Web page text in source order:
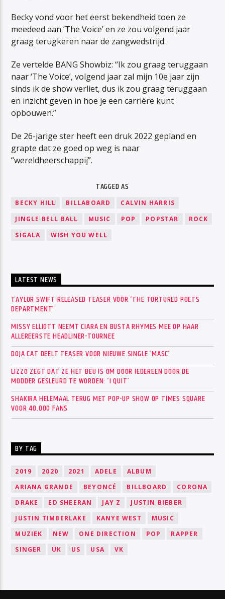
Becky vond voor het eerst bekendheid toen ze
meedeed aan ‘The Voice’ en ze zou volgend jaar
graag terugkeren naar de zangwedstrijd.
Ze vertelde BANG Showbiz: “Ik zou graag teruggaan
naar ‘The Voice’, volgend jaar zal mijn 10e jaar zijn
sinds ik de show verliet, dus ik zou graag teruggaan
en inzicht geven in hoe je een carrière kunt
opbouwen.”
De 26-jarige ster heeft een druk 2022 gepland en
grapte dat ze goed op weg is naar
“wereldheerschappij”.
TAGGED AS
BECKY HILL BILLABOARD
CALVIN HARRIS
JINGLE BELL BALL
MUSIC POP POPSTAR
ROCK
SIGALA
WISH YOU WELL
LATEST NEWS
TAYLOR SWIFT RELEASED TEASER VOOR ‘THE TORTURED POETS
DEPARTMENT’
MISSY ELLIOTT NEEMT CIARA EN BUSTA RHYMES MEE OP HAAR
ALLEREERSTE HEADLINER-TOURNEE
DOJA CAT DEELT TEASER VOOR NIEUWE SINGLE ‘MASC’
LIZZO ZEGT DAT ZE HET BEU IS OM DOOR IEDEREEN DOOR DE
MODDER GESLEURD TE WORDEN: ‘I QUIT’
SHAKIRA HELEMAAL TERUG MET POP-UP SHOW OP TIMES SQUARE
VOOR 40.000 FANS
BY TAG
2019 2020 2021 ADELE
ALBUM
ARIANA GRANDE
BEYONCÉ BILLBOARD
CORONA
DRAKE
ED SHEERAN JAY Z
JUSTIN BIEBER
JUSTIN TIMBERLAKE
KANYE WEST
MUSIC
MUZIEK
NEW ONE DIRECTION POP
RAPPER
SINGER
UK US USA VK